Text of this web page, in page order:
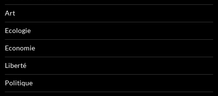
Art
Ecologie
Economie
Liberté
Politique